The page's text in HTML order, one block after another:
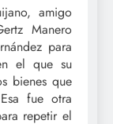
amigo
Manero
para
el que su
bienes que
fue otra
repetir el